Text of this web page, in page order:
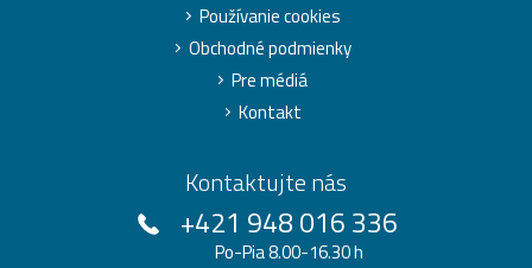
Používanie cookies
Obchodné podmienky
Pre médiá
Kontakt
Kontaktujte nás
+421 948 016 336
Po-Pia 8.00-16.30 h